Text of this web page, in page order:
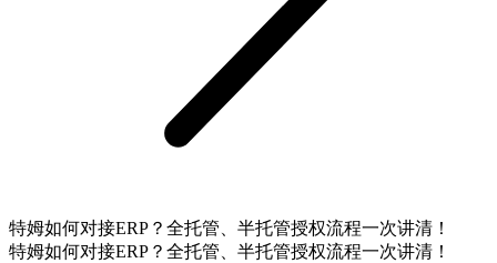
特姆如何对接ERP？全托管、半托管授权流程一次讲清！
特姆如何对接ERP？全托管、半托管授权流程一次讲清！